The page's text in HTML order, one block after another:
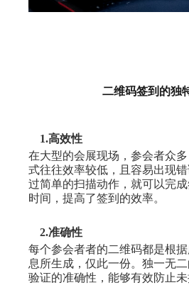
二维码签到的独
1.高效性
在大型的会展现场，参会者众
式往往效率较低，且容易出现
过简单的扫描动作，就可以完
时间，提高了签到的效率。
2.准确性
每个参会者者的二维码都是根
息所生成，仅此一份。独一无
验证的准确性，能够有效防止未